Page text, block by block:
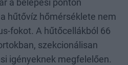
a belépési ponton
hűtővíz hőmérséklete nem
fokot. A hűtőcellákból 66
szekcionálisan
igényeknek megfelelően.